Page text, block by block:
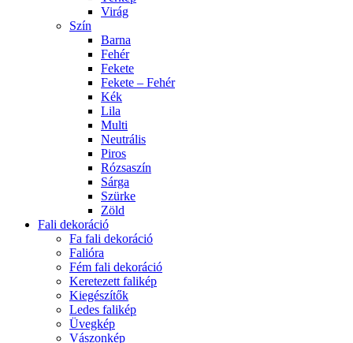
Virág
Szín
Barna
Fehér
Fekete
Fekete – Fehér
Kék
Lila
Multi
Neutrális
Piros
Rózsaszín
Sárga
Szürke
Zöld
Fali dekoráció
Fa fali dekoráció
Falióra
Fém fali dekoráció
Keretezett falikép
Kiegészítők
Ledes falikép
Üvegkép
Vászonkép